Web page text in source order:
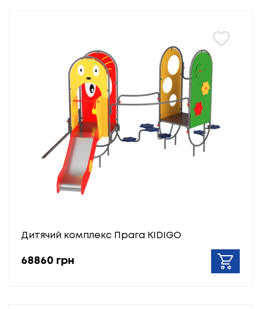
Дитячий комплекс Прага KIDIGO
68860 грн